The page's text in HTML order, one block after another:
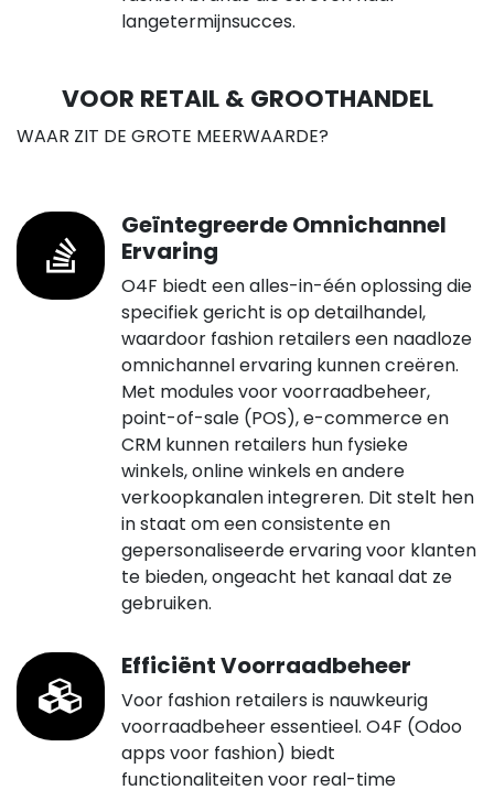
langetermijnsucces.
VOOR RETAIL & GROOTHANDEL
WAAR ZIT DE GROTE MEERWAARDE?
Geïntegreerde Omnichannel
Ervaring
O4F biedt een alles-in-één oplossing die
specifiek gericht is op detailhandel,
waardoor fashion retailers een naadloze
omnichannel ervaring kunnen creëren.
Met modules voor voorraadbeheer,
point-of-sale (POS), e-commerce en
CRM kunnen retailers hun fysieke
winkels, online winkels en andere
verkoopkanalen integreren. Dit stelt hen
in staat om een consistente en
gepersonaliseerde ervaring voor klanten
te bieden, ongeacht het kanaal dat ze
gebruiken.
Efficiënt Voorraadbeheer
Voor fashion retailers is nauwkeurig
voorraadbeheer essentieel. O4F (Odoo
apps voor fashion) biedt
functionaliteiten voor real-time